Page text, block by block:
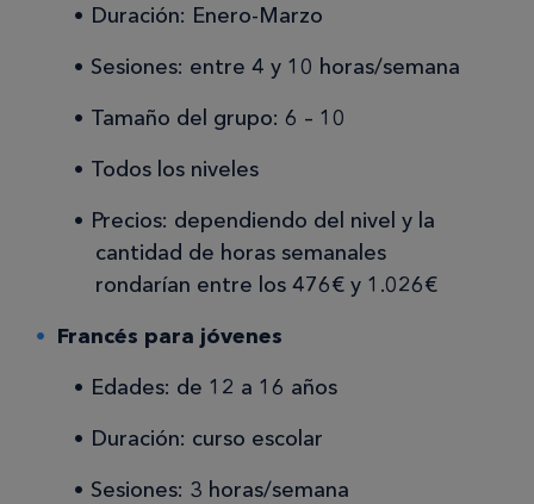
Duración: Enero-Marzo
Sesiones: entre 4 y 10 horas/semana
Tamaño del grupo: 6 – 10
Todos los niveles
Precios: dependiendo del nivel y la
cantidad de horas semanales
rondarían entre los 476€ y 1.026€
Francés para jóvenes
Edades: de 12 a 16 años
Duración: curso escolar
Sesiones: 3 horas/semana